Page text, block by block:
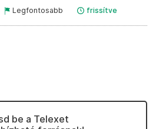
Legfontosabb frissítve
be a Telexet